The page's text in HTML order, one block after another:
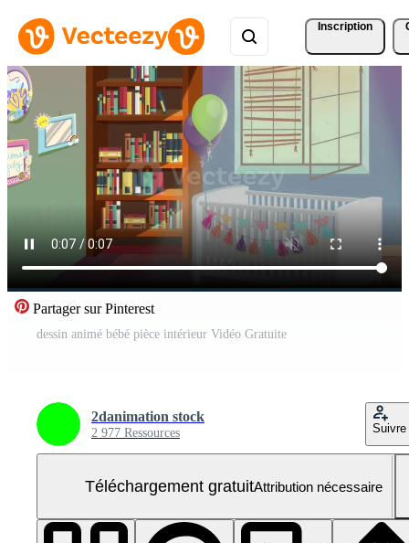
Inscription
Partager sur Pinterest
dessin animé bébé pièce intérieur Vidéo Gratuite
2danimation stock
2 977 Ressources Suivre
Téléchargement gratuitAttribution nécessaire